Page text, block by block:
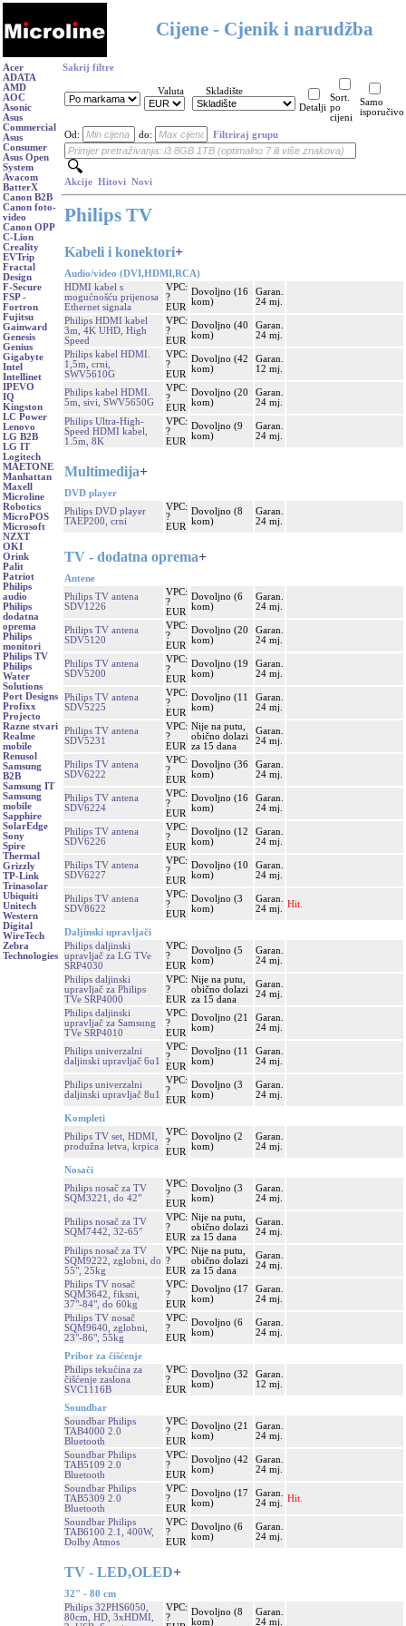
Cijene - Cjenik i narudžba
Acer
ADATA
AMD
AOC
Asonic
Asus
Commercial
Asus
Consumer
Asus Open
System
Avacom
BatterX
Canon B2B
Canon foto-
video
Canon OPP
C-Lion
Creality
EVTrip
Fractal
Design
F-Secure
FSP -
Fortron
Fujitsu
Gainward
Genesis
Genius
Gigabyte
Intel
Intellinet
IPEVO
IQ
Kingston
LC Power
Lenovo
LG B2B
LG IT
Logitech
MAETONE
Manhattan
Maxell
Microline
Robotics
MicroPOS
Microsoft
NZXT
OKI
Orink
Palit
Patriot
Philips
audio
Philips
dodatna
oprema
Philips
monitori
Philips TV
Philips
Water
Solutions
Port Designs
Profixx
Projecto
Razne stvari
Realme
mobile
Renusol
Samsung
B2B
Samsung IT
Samsung
mobile
Sapphire
SolarEdge
Sony
Spire
Thermal
Grizzly
TP-Link
Trinasolar
Ubiquiti
Unitech
Western
Digital
WireTech
Zebra
Technologies
Sakrij filtre
Valuta
Skladište
Detalji
Sort.
po
cijeni
Samo
isporučivo
Od: do: Filtriraj grupu
Akcije Hitovi Novi
Philips TV
Kabeli i konektori+
Audio/video (DVI,HDMI,RCA)
HDMI kabel s
mogućnošću prijenosa
Ethernet signala
VPC:
?
EUR
Dovoljno (16
kom)
Garan.
24 mj.
Philips HDMI kabel
3m, 4K UHD, High
Speed
VPC:
?
EUR
Dovoljno (40
kom)
Garan.
24 mj.
Philips kabel HDMI.
1,5m, crni,
SWV5610G
VPC:
?
EUR
Dovoljno (42
kom)
Garan.
12 mj.
Philips kabel HDMI.
5m, sivi, SWV5650G
VPC:
?
EUR
Dovoljno (20
kom)
Garan.
24 mj.
Philips Ultra-High-
Speed HDMI kabel,
1.5m, 8K
VPC:
?
EUR
Dovoljno (9
kom)
Garan.
24 mj.
Multimedija+
DVD player
Philips DVD player
TAEP200, crni
VPC:
?
EUR
Dovoljno (8
kom)
Garan.
24 mj.
TV - dodatna oprema+
Antene
Philips TV antena
SDV1226
VPC:
?
EUR
Dovoljno (6
kom)
Garan.
24 mj.
Philips TV antena
SDV5120
VPC:
?
EUR
Dovoljno (20
kom)
Garan.
24 mj.
Philips TV antena
SDV5200
VPC:
?
EUR
Dovoljno (19
kom)
Garan.
24 mj.
Philips TV antena
SDV5225
VPC:
?
EUR
Dovoljno (11
kom)
Garan.
24 mj.
Philips TV antena
SDV5231
VPC:
?
EUR
Nije na putu,
obično dolazi
za 15 dana
Garan.
24 mj.
Philips TV antena
SDV6222
VPC:
?
EUR
Dovoljno (36
kom)
Garan.
24 mj.
Philips TV antena
SDV6224
VPC:
?
EUR
Dovoljno (16
kom)
Garan.
24 mj.
Philips TV antena
SDV6226
VPC:
?
EUR
Dovoljno (12
kom)
Garan.
24 mj.
Philips TV antena
SDV6227
VPC:
?
EUR
Dovoljno (10
kom)
Garan.
24 mj.
Philips TV antena
SDV8622
VPC:
?
EUR
Dovoljno (3
kom)
Garan.
24 mj.
Hit.
Daljinski upravljači
Philips daljinski
upravljač za LG TVe
SRP4030
VPC:
?
EUR
Dovoljno (5
kom)
Garan.
24 mj.
Philips daljinski
upravljač za Philips
TVe SRP4000
VPC:
?
EUR
Nije na putu,
obično dolazi
za 15 dana
Garan.
24 mj.
Philips daljinski
upravljač za Samsung
TVe SRP4010
VPC:
?
EUR
Dovoljno (21
kom)
Garan.
24 mj.
Philips univerzalni
daljinski upravljač 6u1
VPC:
?
EUR
Dovoljno (11
kom)
Garan.
24 mj.
Philips univerzalni
daljinski upravljač 8u1
VPC:
?
EUR
Dovoljno (3
kom)
Garan.
24 mj.
Kompleti
Philips TV set, HDMI,
produžna letva, krpica
VPC:
?
EUR
Dovoljno (2
kom)
Garan.
24 mj.
Nosači
Philips nosač za TV
SQM3221, do 42"
VPC:
?
EUR
Dovoljno (3
kom)
Garan.
24 mj.
Philips nosač za TV
SQM7442, 32-65"
VPC:
?
EUR
Nije na putu,
obično dolazi
za 15 dana
Garan.
24 mj.
Philips nosač za TV
SQM9222, zglobni, do
55", 25kg
VPC:
?
EUR
Nije na putu,
obično dolazi
za 15 dana
Garan.
24 mj.
Philips TV nosač
SQM3642, fiksni,
37"-84", do 60kg
VPC:
?
EUR
Dovoljno (17
kom)
Garan.
24 mj.
Philips TV nosač
SQM9640, zglobni,
23"-86", 55kg
VPC:
?
EUR
Dovoljno (6
kom)
Garan.
24 mj.
Pribor za čišćenje
Philips tekućina za
čišćenje zaslona
SVC1116B
VPC:
?
EUR
Dovoljno (32
kom)
Garan.
12 mj.
Soundbar
Soundbar Philips
TAB4000 2.0
Bluetooth
VPC:
?
EUR
Dovoljno (21
kom)
Garan.
24 mj.
Soundbar Philips
TAB5109 2.0
Bluetooth
VPC:
?
EUR
Dovoljno (42
kom)
Garan.
24 mj.
Soundbar Philips
TAB5309 2.0
Bluetooth
VPC:
?
EUR
Dovoljno (17
kom)
Garan.
24 mj.
Hit.
Soundbar Philips
TAB6100 2.1, 400W,
Dolby Atmos
VPC:
?
EUR
Dovoljno (6
kom)
Garan.
24 mj.
TV - LED,OLED+
32" - 80 cm
Philips 32PHS6050,
80cm, HD, 3xHDMI,
VPC:
?
Dovoljno (8
kom)
Garan.
24 mj.